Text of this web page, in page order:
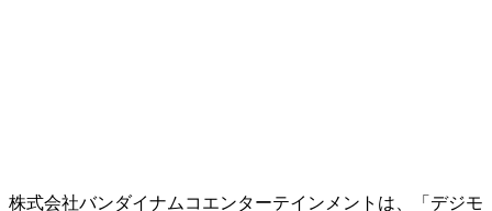
株式会社バンダイナムコエンターテインメントは、「デジモ